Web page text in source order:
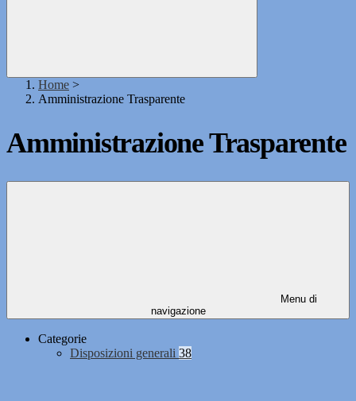
Home >
Amministrazione Trasparente
Amministrazione Trasparente
Menu di
navigazione
Categorie
Disposizioni generali 38